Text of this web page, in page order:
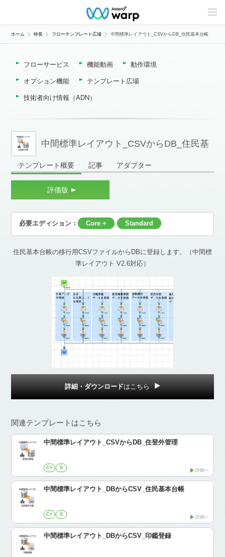
C
n
e
ホーム 特長 フローテンプレート広場 中間標準レイアウト_CSVからDB_住民基本台帳
フローサービス 機能動画 動作環境
オプション機能 テンプレート広場
技術者向け情報（ADN）
中間標準レイアウト_CSVからDB_住民基
本台帳
テンプレート概要 記事 アダプター
評価版
必要エディション： Core + Standard
住民基本台帳の移行用CSVファイルからDBに登録します。（中間標
準レイアウト V2.6対応）
詳細・ダウンロードはこちら
関連テンプレートはこちら
中間標準レイアウト_CSVからDB_住登外管理
C+ S 詳細へ
中間標準レイアウト_DBからCSV_住民基本台帳
C+ S 詳細へ
中間標準レイアウト_DBからCSV_印鑑登録